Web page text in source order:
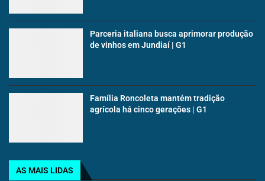
Parceria italiana busca aprimorar produção
de vinhos em Jundiaí | G1
Família Roncoleta mantém tradição
agrícola há cinco gerações | G1
AS MAIS LIDAS